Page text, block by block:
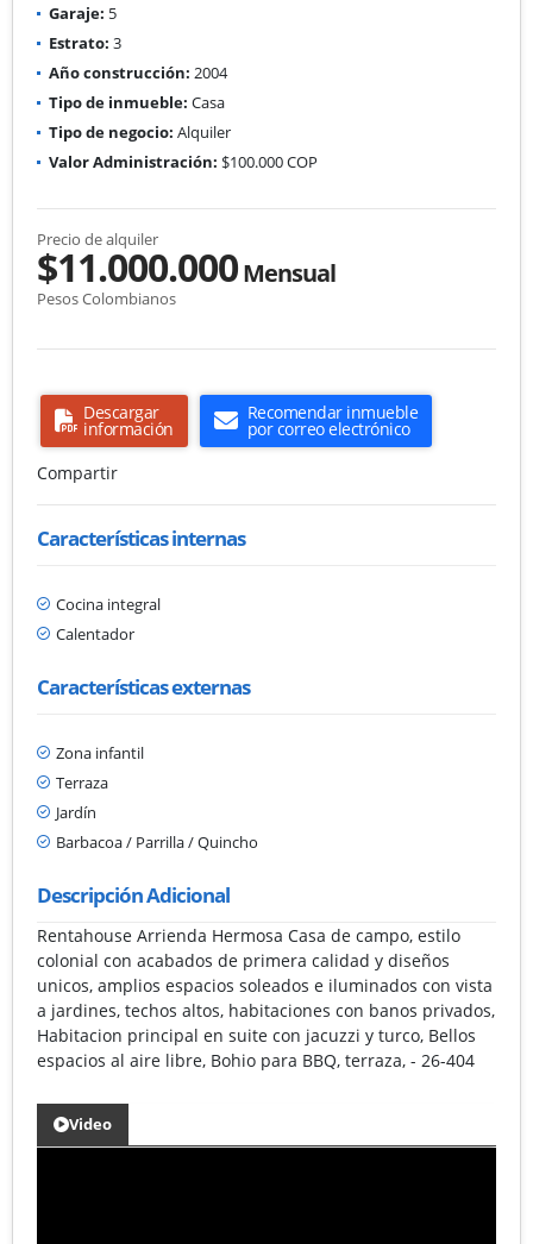
Garaje: 5
Estrato: 3
Año construcción: 2004
Tipo de inmueble: Casa
Tipo de negocio: Alquiler
Valor Administración: $100.000 COP
Precio de alquiler
$11.000.000Mensual
Pesos Colombianos
Descargar
información
Recomendar inmueble
por correo electrónico
Compartir
Características internas
Cocina integral
Calentador
Características externas
Zona infantil
Terraza
Jardín
Barbacoa / Parrilla / Quincho
Descripción Adicional
Rentahouse Arrienda Hermosa Casa de campo, estilo
colonial con acabados de primera calidad y diseños
unicos, amplios espacios soleados e iluminados con vista
a jardines, techos altos, habitaciones con banos privados,
Habitacion principal en suite con jacuzzi y turco, Bellos
espacios al aire libre, Bohio para BBQ, terraza, - 26-404
Video